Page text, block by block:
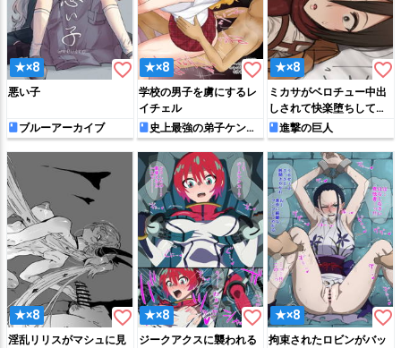
★×8 favorite_border
悪い子
ブルーアーカイブ
★×8 favorite_border
学校の男子を虜にするレ
イチェル
史上最強の弟子ケンイ
チ
★×8 favorite_border
ミカサがベロチュー中出
しされて快楽堕ちしてし
まう…
進撃の巨人
★×8 favorite_border
淫乱リリスがマシュに見
★×8 favorite_border
ジークアクスに襲われる
★×8 favorite_border
拘束されたロビンがバッ